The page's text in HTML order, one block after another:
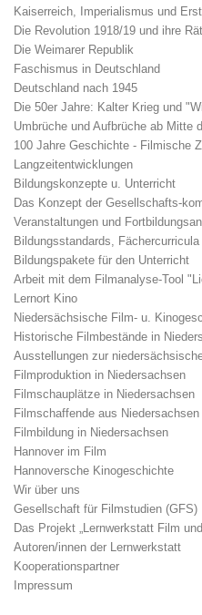
Kaiserreich, Imperialismus und
Die Revolution 1918/19 und ihre
Die Weimarer Republik
Faschismus in Deutschland
Deutschland nach 1945
Die 50er Jahre: Kalter Krieg und
Umbrüche und Aufbrüche ab Mitte
100 Jahre Geschichte - Filmische
Langzeitentwicklungen
Bildungskonzepte u. Unterricht
Das Konzept der Gesellschafts-
Veranstaltungen und
Bildungsstandards,
Bildungspakete für den Unterricht
Arbeit mit dem Filmanalyse-Tool
Lernort Kino
Niedersächsische Film- u.
Historische Filmbestände in
Ausstellungen zur
Filmproduktion in Niedersachsen
Filmschauplätze in Niedersachsen
Filmschaffende aus Niedersachsen
Filmbildung in Niedersachsen
Hannover im Film
Hannoversche Kinogeschichte
Wir über uns
Gesellschaft für Filmstudien (GFS)
Das Projekt „Lernwerkstatt Film
Autoren/innen der Lernwerkstatt
Kooperationspartner
Impressum